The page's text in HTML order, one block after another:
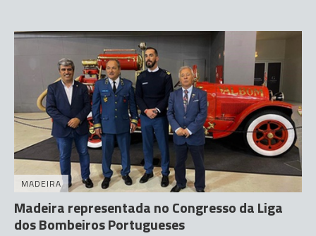
MADEIRA
Madeira representada no Congresso da Liga
dos Bombeiros Portugueses